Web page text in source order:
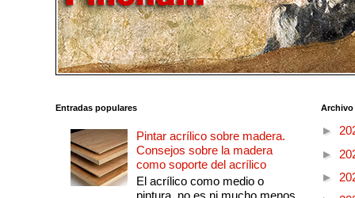
Entradas populares
Pintar acrílico sobre madera.
Consejos sobre la madera
como soporte del acrílico
El acrílico como medio o
►
►
►